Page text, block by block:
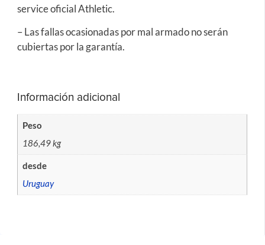
service oficial Athletic.
– Las fallas ocasionadas por mal armado no serán
cubiertas por la garantía.
Información adicional
Peso
186,49 kg
desde
Uruguay